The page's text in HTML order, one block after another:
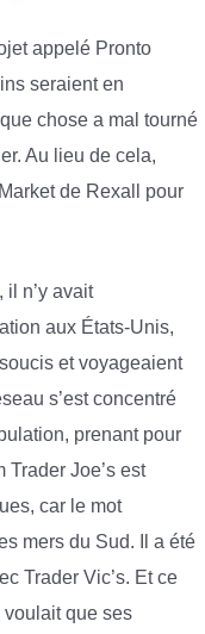
appelé Pronto
seraient en
chose a mal tourné
Au lieu de cela,
de Rexall pour
n’y avait
aux États-Unis,
et voyageaient
s’est concentré
prenant pour
Joe’s est
car le mot
mers du Sud. Il a été
Trader Vic’s. Et ce
voulait que ses